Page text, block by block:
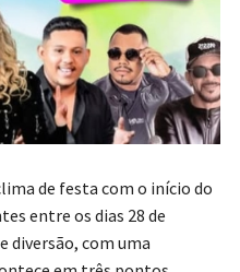
de festa com o início do
entre os dias 28 de
diversão, com uma